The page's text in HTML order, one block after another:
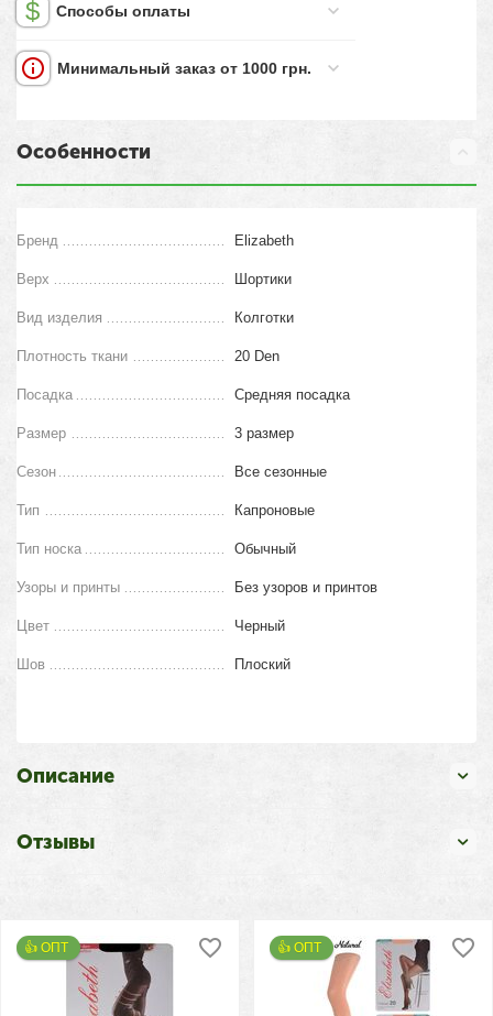
Способы оплаты
Минимальный заказ от 1000 грн.
Особенности
Бренд Elizabeth
Верх Шортики
Вид изделия Колготки
Плотность ткани 20 Den
Посадка Средняя посадка
Размер 3 размер
Сезон Все сезонные
Тип Капроновые
Тип носка Обычный
Узоры и принты Без узоров и принтов
Цвет Черный
Шов Плоский
Описание
Отзывы
👍 ОПТ 👍 ОПТ